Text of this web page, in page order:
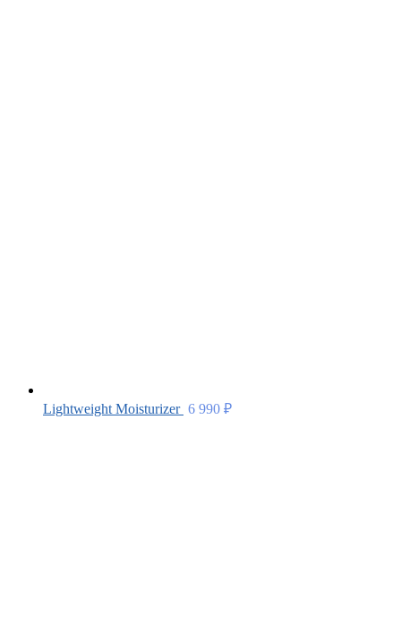
Lightweight Moisturizer 6 990 ₽